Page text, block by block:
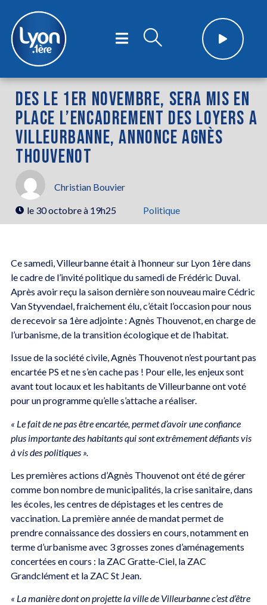
DES LE 1ER NOVEMBRE, SERA MIS EN
PLACE L’ENCADREMENT DES LOYERS A
VILLEURBANNE, ANNONCE AGNÈS
THOUVENOT
Christian Bouvier
le 30 octobre à 19h25 Politique
Ce samedi, Villeurbanne était à l’honneur sur Lyon 1ère dans
le cadre de l’invité politique du samedi de Frédéric Duval.
Après avoir reçu la saison dernière son nouveau maire Cédric
Van Styvendael, fraichement élu, c’était l’occasion pour nous
de recevoir sa 1ère adjointe : Agnès Thouvenot, en charge de
l’urbanisme, de la transition écologique et de l’habitat.
Issue de la société civile, Agnès Thouvenot n’est pourtant pas
encartée PS et ne s’en cache pas ! Pour elle, les enjeux sont
avant tout locaux et les habitants de Villeurbanne ont voté
pour un programme qu’elle s’attache a réaliser.
« Le fait de ne pas être encartée, permet d’avoir une confiance
plus importante des habitants qui sont extrêmement défiants vis
à vis des politiques ».
Les premières actions d’Agnès Thouvenot ont été de gérer
comme bon nombre de municipalités, la crise sanitaire, dans
les écoles, les centres de dépistages et les centres de
vaccination. La première année de mandat permet de
prendre connaissance des dossiers en cours, notamment en
terme d’urbanisme avec 3 grosses zones d’aménagements
concertées en cours : la ZAC Gratte-Ciel, la ZAC
Grandclément et la ZAC St Jean.
« La manière dont on projette la ville de Villeurbanne c’est d’être